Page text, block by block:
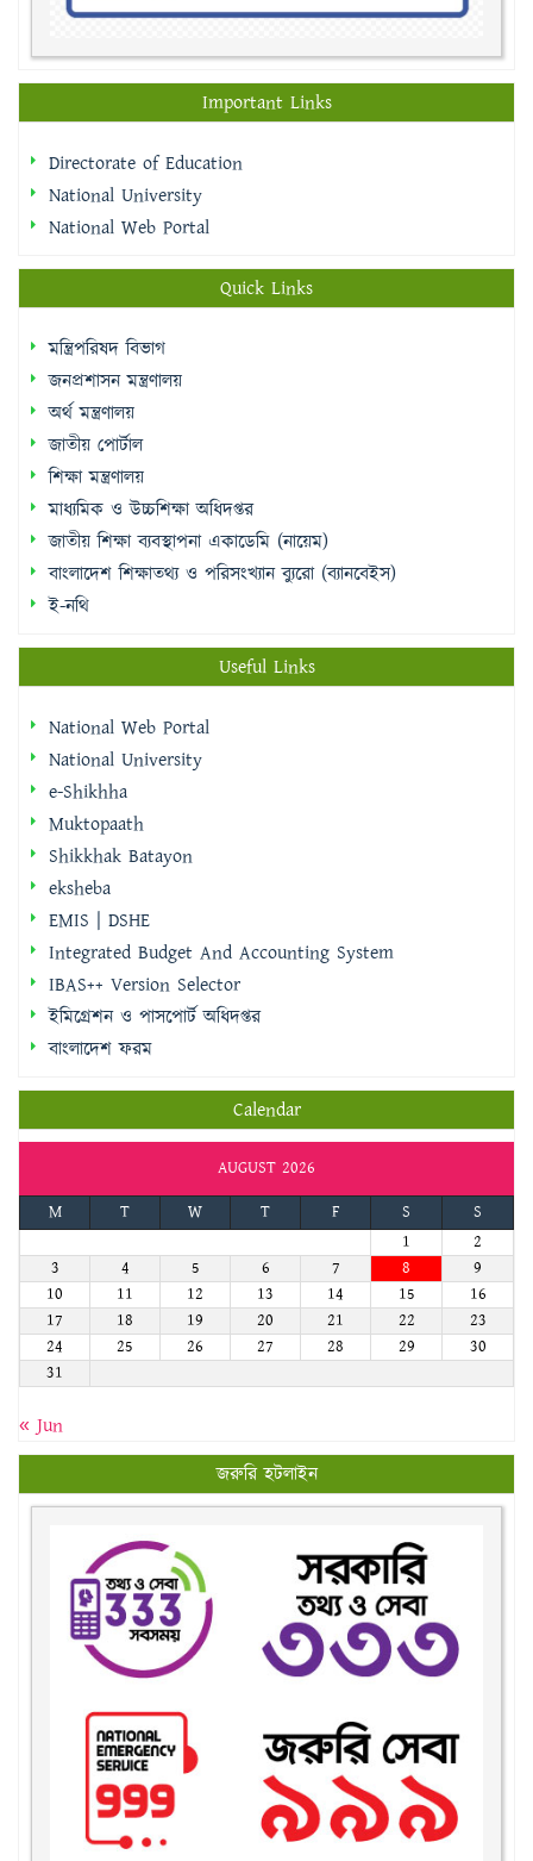
Important Links
Directorate of Education
National University
National Web Portal
Quick Links
মন্ত্রিপরিষদ বিভাগ
জনপ্রশাসন মন্ত্রণালয়
অর্থ মন্ত্রণালয়
জাতীয় পোর্টাল
শিক্ষা মন্ত্রণালয়
মাধ্যমিক ও উচ্চশিক্ষা অধিদপ্তর
জাতীয় শিক্ষা ব্যবস্থাপনা একাডেমি (নায়েম)
বাংলাদেশ শিক্ষাতথ্য ও পরিসংখ্যান ব্যুরো (ব্যানবেইস)
ই-নথি
Useful Links
National Web Portal
National University
e-Shikhha
Muktopaath
Shikkhak Batayon
eksheba
EMIS | DSHE
Integrated Budget And Accounting System
IBAS++ Version Selector
ইমিগ্রেশন ও পাসপোর্ট অধিদপ্তর
বাংলাদেশ ফরম
Calendar
AUGUST 2026
M
T W T F S
S
1
2
3
4 5 6 7 8
9
10
11 12 13 14 15
16
17
18 19 20 21 22
23
24
25 26 27 28 29
30
31
« Jun
জরুরি হটলাইন